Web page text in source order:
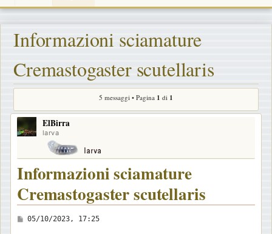
Informazioni sciamature
Cremastogaster scutellaris
5 messaggi • Pagina 1 di 1
ElBirra
larva
Informazioni sciamature
Cremastogaster scutellaris
M
05/10/2023, 17:25